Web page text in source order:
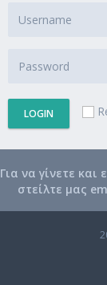
LOGIN
Για να γίνετε
στείλτε μας